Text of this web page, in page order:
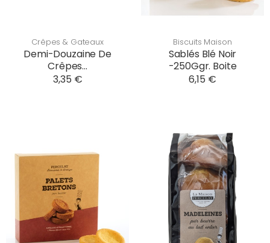
Crêpes & Gateaux
Demi-Douzaine De
Crêpes...
3,35 €
Biscuits Maison
Sablés Blé Noir
-250Ggr. Boite
6,15 €